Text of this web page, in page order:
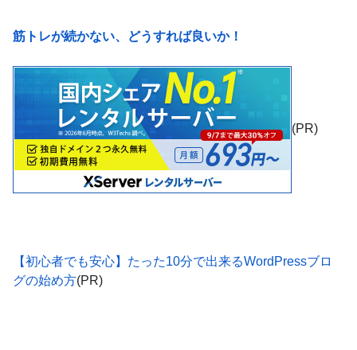
筋トレが続かない、どうすれば良いか！
(PR)
【初心者でも安心】たった10分で出来るWordPressブロ
グの始め方(PR)